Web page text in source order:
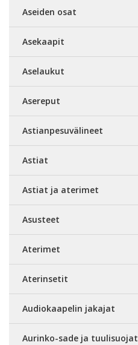
Aseiden osat
Asekaapit
Aselaukut
Asereput
Astianpesuvälineet
Astiat
Astiat ja aterimet
Asusteet
Aterimet
Aterinsetit
Audiokaapelin jakajat
Aurinko-sade ja tuulisuojat